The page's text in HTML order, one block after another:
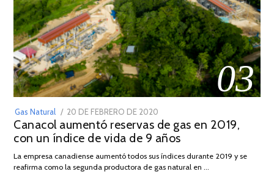
03
Gas Natural
POSTED
ON
20 DE FEBRERO DE 2020
DE
JULIO
2025
Canacol aumentó reservas de gas en 2019,
con un índice de vida de 9 años
La empresa canadiense aumentó todos sus índices durante 2019 y se
reafirma como la segunda productora de gas natural en …